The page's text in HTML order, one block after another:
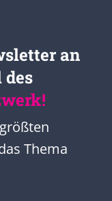
an
des
Thema